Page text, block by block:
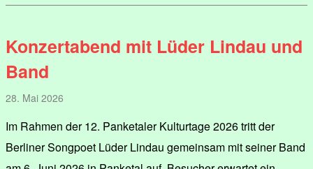
Konzertabend mit Lüder Lindau und
Band
28. Mai 2026
Im Rahmen der 12. Panketaler Kulturtage 2026 tritt der
Berliner Songpoet Lüder Lindau gemeinsam mit seiner Band